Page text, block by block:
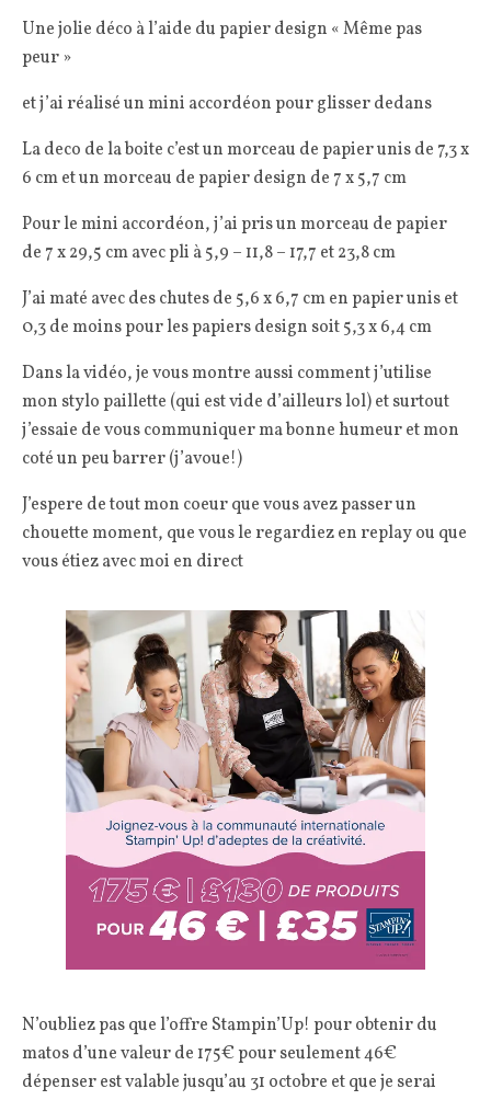
Une jolie déco à l’aide du papier design « Même pas
peur »
et j’ai réalisé un mini accordéon pour glisser dedans
La deco de la boite c’est un morceau de papier unis de 7,3 x
6 cm et un morceau de papier design de 7 x 5,7 cm
Pour le mini accordéon, j’ai pris un morceau de papier
de 7 x 29,5 cm avec pli à 5,9 – 11,8 – 17,7 et 23,8 cm
J’ai maté avec des chutes de 5,6 x 6,7 cm en papier unis et
0,3 de moins pour les papiers design soit 5,3 x 6,4 cm
Dans la vidéo, je vous montre aussi comment j’utilise
mon stylo paillette (qui est vide d’ailleurs lol) et surtout
j’essaie de vous communiquer ma bonne humeur et mon
coté un peu barrer (j’avoue!)
J’espere de tout mon coeur que vous avez passer un
chouette moment, que vous le regardiez en replay ou que
vous étiez avec moi en direct
N’oubliez pas que l’offre Stampin’Up! pour obtenir du
matos d’une valeur de 175€ pour seulement 46€
dépenser est valable jusqu’au 31 octobre et que je serai